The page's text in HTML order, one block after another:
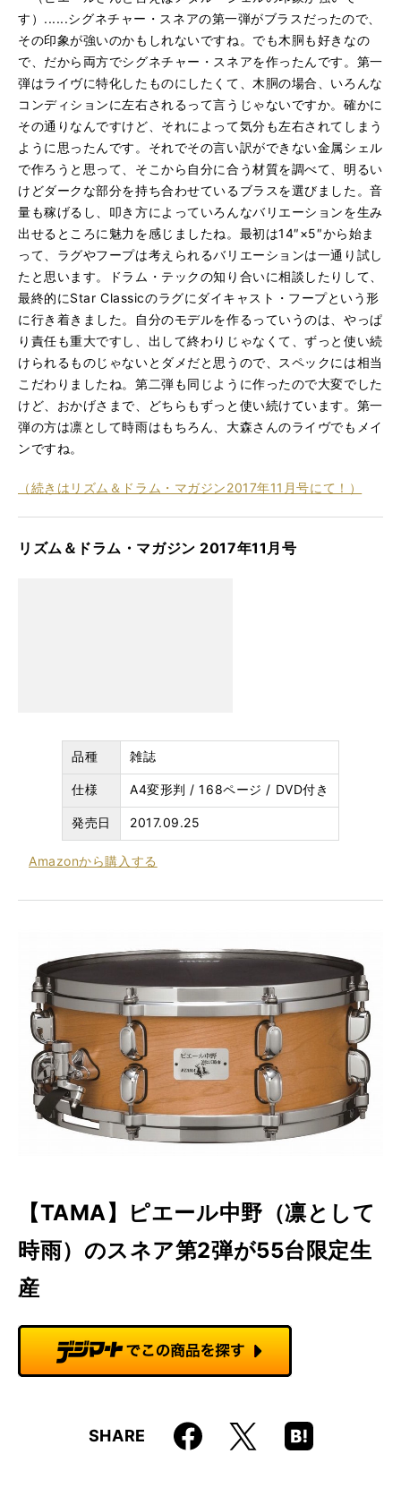
す）......シグネチャー・スネアの第一弾がブラスだったので、
その印象が強いのかもしれないですね。でも木胴も好きなの
で、だから両方でシグネチャー・スネアを作ったんです。第一
弾はライヴに特化したものにしたくて、木胴の場合、いろんな
コンディションに左右されるって言うじゃないですか。確かに
その通りなんですけど、それによって気分も左右されてしまう
ように思ったんです。それでその言い訳ができない金属シェル
で作ろうと思って、そこから自分に合う材質を調べて、明るい
けどダークな部分を持ち合わせているブラスを選びました。音
量も稼げるし、叩き方によっていろんなバリエーションを生み
出せるところに魅力を感じましたね。最初は14″×5″から始ま
って、ラグやフープは考えられるバリエーションは一通り試し
たと思います。ドラム・テックの知り合いに相談したりして、
最終的にStar Classicのラグにダイキャスト・フープという形
に行き着きました。自分のモデルを作るっていうのは、やっぱ
り責任も重大ですし、出して終わりじゃなくて、ずっと使い続
けられるものじゃないとダメだと思うので、スペックには相当
こだわりましたね。第二弾も同じように作ったので大変でした
けど、おかげさまで、どちらもずっと使い続けています。第一
弾の方は凛として時雨はもちろん、大森さんのライヴでもメイ
ンですね。
（続きはリズム＆ドラム・マガジン2017年11月号にて！）
リズム＆ドラム・マガジン 2017年11月号
品種 雑誌
仕様 A4変形判 / 168ページ / DVD付き
発売日 2017.09.25
Amazonから購入する
【TAMA】ピエール中野（凛として
時雨）のスネア第2弾が55台限定生
産
SHARE Faceboo
k
X
Hatena
Boo